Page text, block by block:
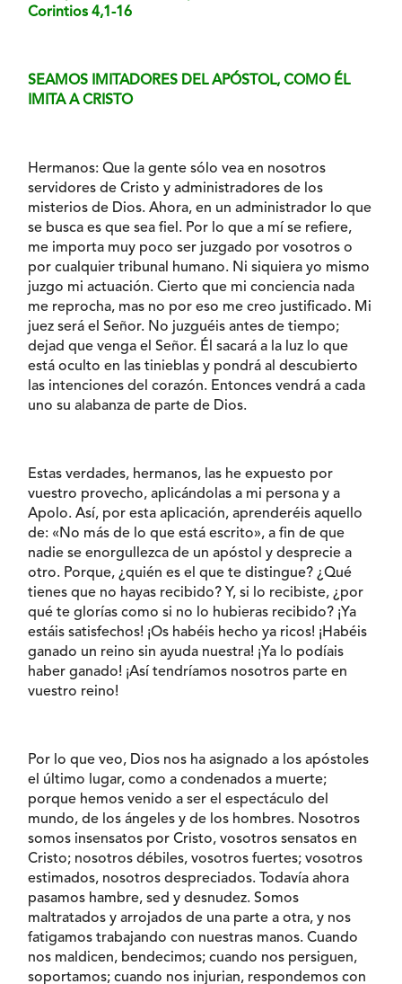
Corintios 4,1-16
SEAMOS IMITADORES DEL APÓSTOL, COMO ÉL
IMITA A CRISTO
Hermanos: Que la gente sólo vea en nosotros
servidores de Cristo y administradores de los
misterios de Dios. Ahora, en un administrador lo que
se busca es que sea fiel. Por lo que a mí se refiere,
me importa muy poco ser juzgado por vosotros o
por cualquier tribunal humano. Ni siquiera yo mismo
juzgo mi actuación. Cierto que mi conciencia nada
me reprocha, mas no por eso me creo justificado. Mi
juez será el Señor. No juzguéis antes de tiempo;
dejad que venga el Señor. Él sacará a la luz lo que
está oculto en las tinieblas y pondrá al descubierto
las intenciones del corazón. Entonces vendrá a cada
uno su alabanza de parte de Dios.
Estas verdades, hermanos, las he expuesto por
vuestro provecho, aplicándolas a mi persona y a
Apolo. Así, por esta aplicación, aprenderéis aquello
de: «No más de lo que está escrito», a fin de que
nadie se enorgullezca de un apóstol y desprecie a
otro. Porque, ¿quién es el que te distingue? ¿Qué
tienes que no hayas recibido? Y, si lo recibiste, ¿por
qué te glorías como si no lo hubieras recibido? ¡Ya
estáis satisfechos! ¡Os habéis hecho ya ricos! ¡Habéis
ganado un reino sin ayuda nuestra! ¡Ya lo podíais
haber ganado! ¡Así tendríamos nosotros parte en
vuestro reino!
Por lo que veo, Dios nos ha asignado a los apóstoles
el último lugar, como a condenados a muerte;
porque hemos venido a ser el espectáculo del
mundo, de los ángeles y de los hombres. Nosotros
somos insensatos por Cristo, vosotros sensatos en
Cristo; nosotros débiles, vosotros fuertes; vosotros
estimados, nosotros despreciados. Todavía ahora
pasamos hambre, sed y desnudez. Somos
maltratados y arrojados de una parte a otra, y nos
fatigamos trabajando con nuestras manos. Cuando
nos maldicen, bendecimos; cuando nos persiguen,
soportamos; cuando nos injurian, respondemos con